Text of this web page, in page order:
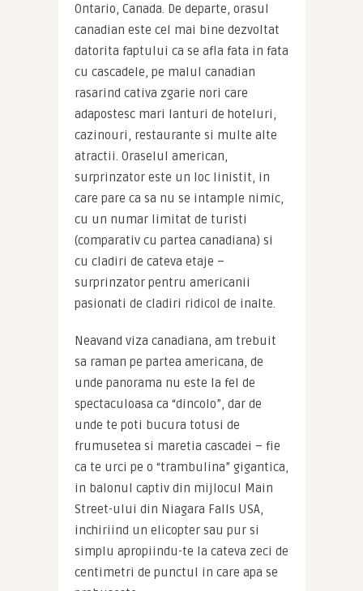
Ontario, Canada. De departe, orasul
canadian este cel mai bine dezvoltat
datorita faptului ca se afla fata in fata
cu cascadele, pe malul canadian
rasarind cativa zgarie nori care
adapostesc mari lanturi de hoteluri,
cazinouri, restaurante si multe alte
atractii. Oraselul american,
surprinzator este un loc linistit, in
care pare ca sa nu se intample nimic,
cu un numar limitat de turisti
(comparativ cu partea canadiana) si
cu cladiri de cateva etaje –
surprinzator pentru americanii
pasionati de cladiri ridicol de inalte.
Neavand viza canadiana, am trebuit
sa raman pe partea americana, de
unde panorama nu este la fel de
spectaculoasa ca “dincolo”, dar de
unde te poti bucura totusi de
frumusetea si maretia cascadei – fie
ca te urci pe o “trambulina” gigantica,
in balonul captiv din mijlocul Main
Street-ului din Niagara Falls USA,
inchiriind un elicopter sau pur si
simplu apropiindu-te la cateva zeci de
centimetri de punctul in care apa se